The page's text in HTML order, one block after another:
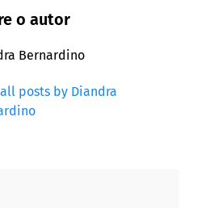
o autor
Bernardino
posts by Diandra